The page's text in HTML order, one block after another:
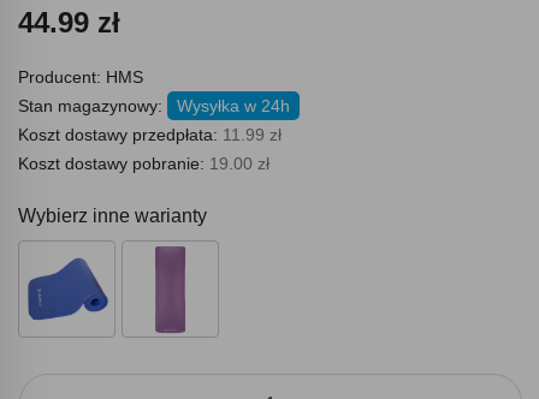
44.99 zł
Producent: HMS
Stan magazynowy:
Wysyłka w 24h
Koszt dostawy przedpłata: 11.99 zł
Koszt dostawy pobranie: 19.00 zł
Wybierz inne warianty